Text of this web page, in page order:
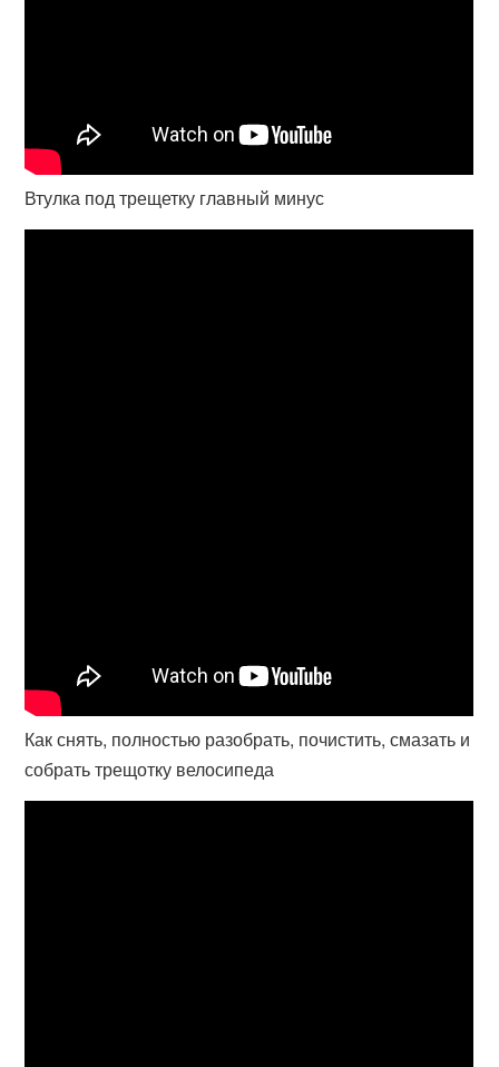
Втулка под трещетку главный минус
Как снять, полностью разобрать, почистить, смазать и
собрать трещотку велосипеда